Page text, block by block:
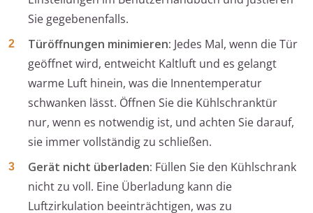
Sie gegebenenfalls.
Türöffnungen minimieren: Jedes Mal, wenn die Tür
geöffnet wird, entweicht Kaltluft und es gelangt
warme Luft hinein, was die Innentemperatur
schwanken lässt. Öffnen Sie die Kühlschranktür
nur, wenn es notwendig ist, und achten Sie darauf,
sie immer vollständig zu schließen.
Gerät nicht überladen: Füllen Sie den Kühlschrank
nicht zu voll. Eine Überladung kann die
Luftzirkulation beeinträchtigen, was zu